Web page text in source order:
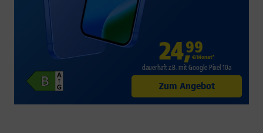
24,99
€/Monat*
dauerhaft z.B. mit Google Pixel 10a
Zum Angebot